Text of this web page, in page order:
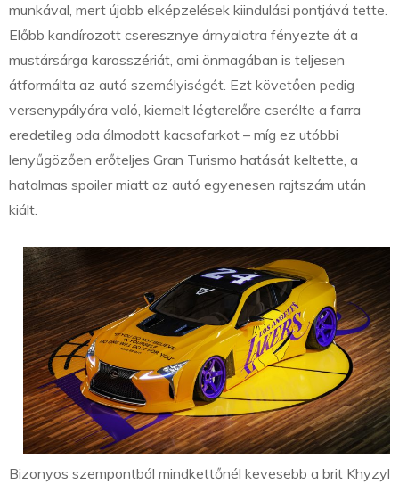
munkával, mert újabb elképzelések kiindulási pontjává tette.
Előbb kandírozott cseresznye árnyalatra fényezte át a
mustársárga karosszériát, ami önmagában is teljesen
átformálta az autó személyiségét. Ezt követően pedig
versenypályára való, kiemelt légterelőre cserélte a farra
eredetileg oda álmodott kacsafarkot – míg ez utóbbi
lenyűgözően erőteljes Gran Turismo hatását keltette, a
hatalmas spoiler miatt az autó egyenesen rajtszám után
kiált.
Bizonyos szempontból mindkettőnél kevesebb a brit Khyzyl